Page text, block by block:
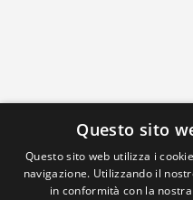
Questo sito
Questo sito web utilizza i
navigazione. Utilizzando il
in conformità con la